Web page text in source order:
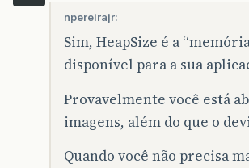
npereirajr:
Sim, HeapSize é a
disponível para a sua
Provavelmente você está
imagens, além do que o
Quando você não precisa